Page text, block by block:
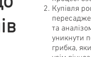
Купівля
та
уникнути
грибка,